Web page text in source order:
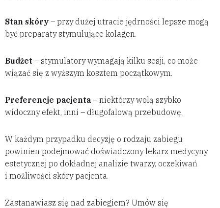
Stan skóry – przy dużej utracie jędrności lepsze mogą
być preparaty stymulujące kolagen.
Budżet – stymulatory wymagają kilku sesji, co może
wiązać się z wyższym kosztem początkowym.
Preferencje pacjenta – niektórzy wolą szybko
widoczny efekt, inni – długofalową przebudowę.
W każdym przypadku decyzję o rodzaju zabiegu
powinien podejmować doświadczony lekarz medycyny
estetycznej po dokładnej analizie twarzy, oczekiwań
i możliwości skóry pacjenta.
Zastanawiasz się nad zabiegiem? Umów się